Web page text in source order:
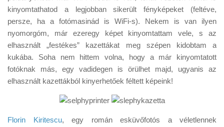
Érdekességek
Helyszíni Riport
E-BB
kinyomtathatod a legjobban sikerült fényképeket (feltéve,
persze, ha a fotómasinád is WiFi-s). Nekem is van ilyen
nyomorgóm, már ezeregy képet kinyomtattam vele, s az
elhasznált „festékes” kazettákat meg szépen kidobtam a
kukába. Soha nem hittem volna, hogy a már kinyomtatott
fotóknak más, egy vadidegen is örülhet majd, ugyanis az
elhasznált kazettákból kinyerhetőek féltett képeink!
Florin Kiritescu, egy román esküvőfotós a véletlennek